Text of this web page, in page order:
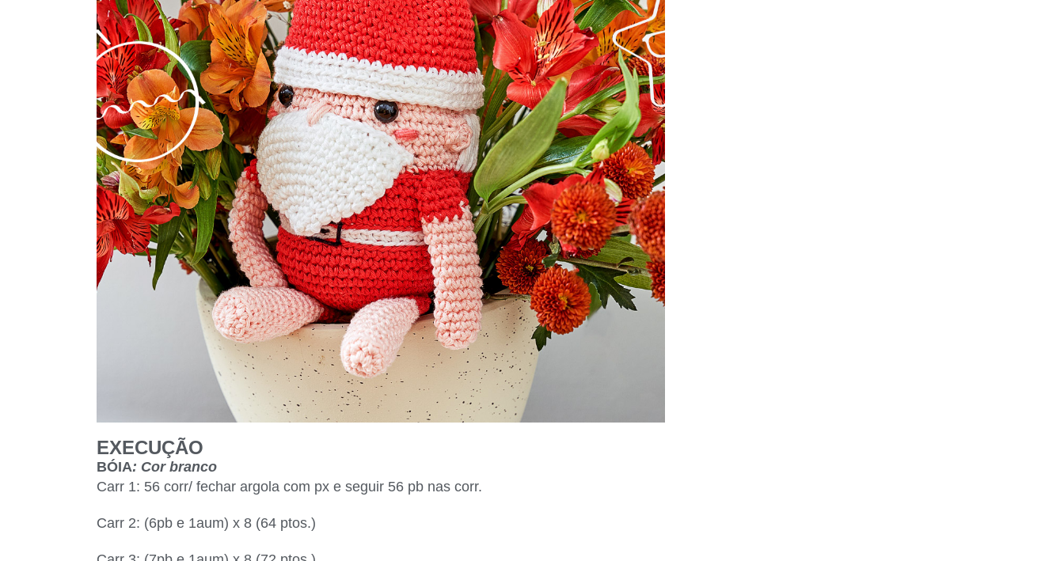
EXECUÇÃO
BÓIA: Cor branco
Carr 1: 56 corr/ fechar argola com px e seguir 56 pb nas corr.
Carr 2: (6pb e 1aum) x 8 (64 ptos.)